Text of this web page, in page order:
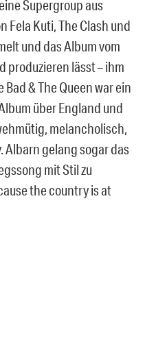
Supergroup aus
Fela Kuti, The Clash und
und das Album vom
produzieren lässt – ihm
& The Queen war ein
über England und
melancholisch,
Albarn gelang sogar das
mit Stil zu
the country is at